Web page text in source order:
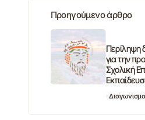
Προηγούμενο άρθρο
Περίληψη
για την
Σχολική